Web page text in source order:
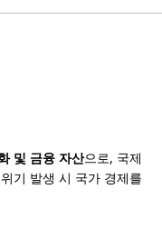
및 금융 자산으로, 국제
기 발생 시 국가 경제를